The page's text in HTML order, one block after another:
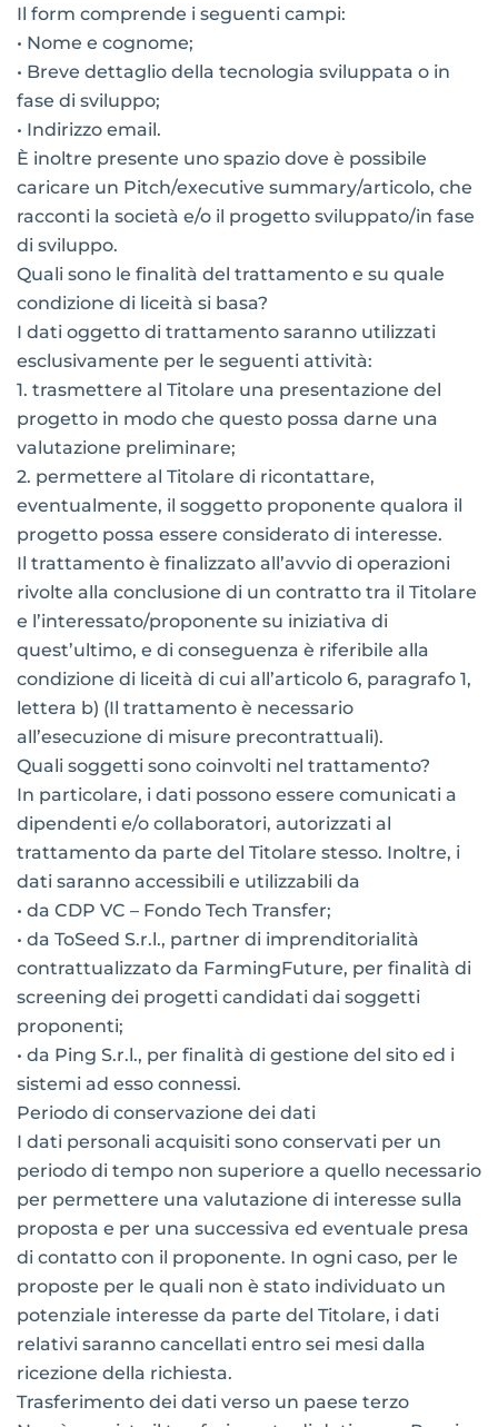
Il form comprende i seguenti campi:
• Nome e cognome;
• Breve dettaglio della tecnologia sviluppata o in
fase di sviluppo;
• Indirizzo email.
È inoltre presente uno spazio dove è possibile
caricare un Pitch/executive summary/articolo, che
racconti la società e/o il progetto sviluppato/in fase
di sviluppo.
Quali sono le finalità del trattamento e su quale
condizione di liceità si basa?
I dati oggetto di trattamento saranno utilizzati
esclusivamente per le seguenti attività:
1. trasmettere al Titolare una presentazione del
progetto in modo che questo possa darne una
valutazione preliminare;
2. permettere al Titolare di ricontattare,
eventualmente, il soggetto proponente qualora il
progetto possa essere considerato di interesse.
Il trattamento è finalizzato all’avvio di operazioni
rivolte alla conclusione di un contratto tra il Titolare
e l’interessato/proponente su iniziativa di
quest’ultimo, e di conseguenza è riferibile alla
condizione di liceità di cui all’articolo 6, paragrafo 1,
lettera b) (Il trattamento è necessario
all’esecuzione di misure precontrattuali).
Quali soggetti sono coinvolti nel trattamento?
In particolare, i dati possono essere comunicati a
dipendenti e/o collaboratori, autorizzati al
trattamento da parte del Titolare stesso. Inoltre, i
dati saranno accessibili e utilizzabili da
• da CDP VC – Fondo Tech Transfer;
• da ToSeed S.r.l., partner di imprenditorialità
contrattualizzato da FarmingFuture, per finalità di
screening dei progetti candidati dai soggetti
proponenti;
• da Ping S.r.l., per finalità di gestione del sito ed i
sistemi ad esso connessi.
Periodo di conservazione dei dati
I dati personali acquisiti sono conservati per un
periodo di tempo non superiore a quello necessario
per permettere una valutazione di interesse sulla
proposta e per una successiva ed eventuale presa
di contatto con il proponente. In ogni caso, per le
proposte per le quali non è stato individuato un
potenziale interesse da parte del Titolare, i dati
relativi saranno cancellati entro sei mesi dalla
ricezione della richiesta.
Trasferimento dei dati verso un paese terzo